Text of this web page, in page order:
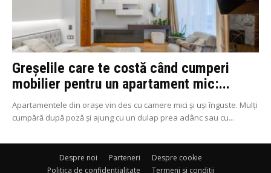
Greșelile care te costă când cumperi
mobilier pentru un apartament mic:...
Apartamentele din orașe vin des cu camere mici și uși înguste. Mulți
cumpără după poză și ajung cu un dulap prea adânc sau cu...
Despre noi Parteneri
Despre cookie
Politica de confidentialitate
Termeni si conditii